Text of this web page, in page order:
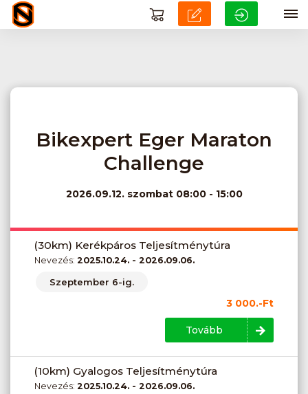
Bikexpert Eger Maraton
Challenge
2026.09.12.szombat 08:00 - 15:00
(30km) Kerékpáros Teljesítménytúra
Nevezés: 2025.10.24. - 2026.09.06.
Szeptember 6-ig.
3 000.-Ft
Tovább
(10km) Gyalogos Teljesítménytúra
Nevezés: 2025.10.24. - 2026.09.06.